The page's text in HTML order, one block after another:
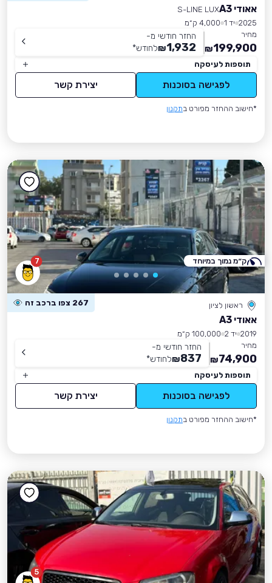
אאודי A3
S-LINE LUX
2025 יד 1
4,000 ק״מ
מחיר
199,900
₪
החזר חודשי מ-
1,932
₪לחודש*
תוספות לעיסקה
לפגישה בסוכנות יצירת קשר
*חישוב ההחזר מפורט בתקנון
7
ראשון לציון 267 צפו ברכב זה
אאודי A3
2019 יד 2
100,000 ק״מ
מחיר
74,900
₪
החזר חודשי מ-
837
₪לחודש*
תוספות לעיסקה
לפגישה בסוכנות יצירת קשר
*חישוב ההחזר מפורט בתקנון
ק״מ נמוך במיוחד
5